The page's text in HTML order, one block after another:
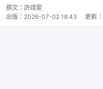
撰文： 許靖雯
出版： 2026-07-02 18:43 更新：